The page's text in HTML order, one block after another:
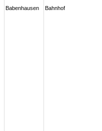
Babenhausen Bahnhof